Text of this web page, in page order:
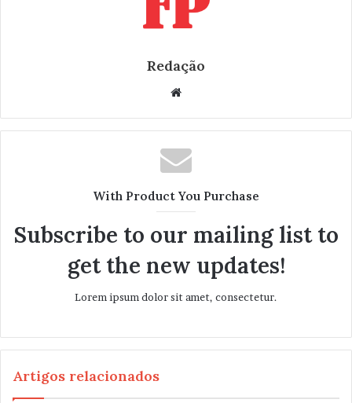
Redação
b
s
i
e
With Product You Purchase
Subscribe to our mailing list to
get the new updates!
Lorem ipsum dolor sit amet, consectetur.
Artigos relacionados